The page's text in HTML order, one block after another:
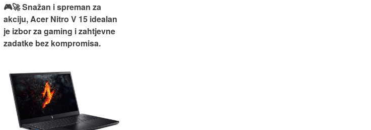
🎮🚀 Snažan i spreman za
akciju, Acer Nitro V 15 idealan
je izbor za gaming i zahtjevne
zadatke bez kompromisa.